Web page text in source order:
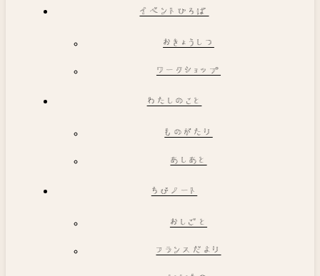
イベントひろば
おきょうしつ
ワークショップ
わたしのこと
ものがたり
あしあと
ちびノート
おしごと
フランスだより